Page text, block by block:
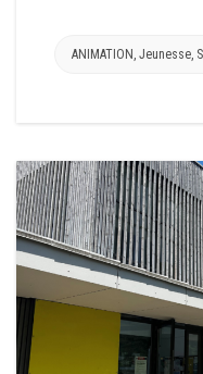
ANIMATION , Jeunesse,